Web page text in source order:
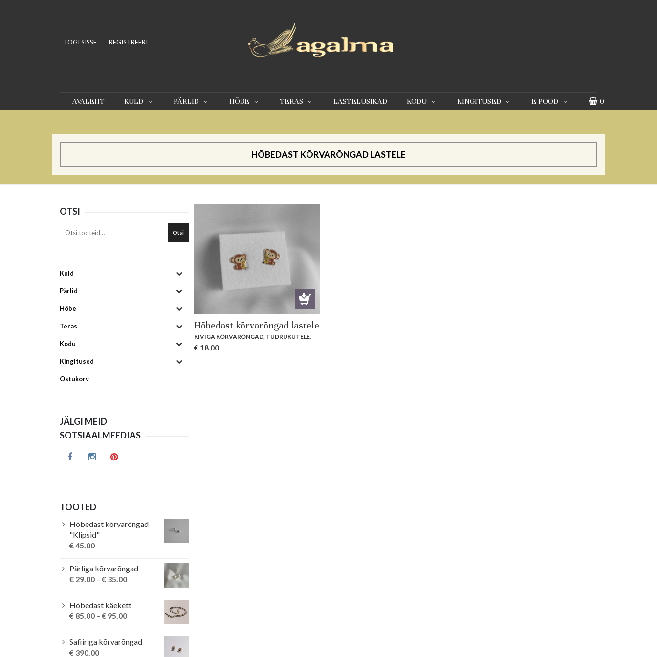
LOGI SISSE REGISTREERI
AVALEHT KULD PÄRLID HÕBE TERAS LASTELUSIKAD KODU KINGITUSED E-POOD 0
HÕBEDAST KÕRVARÕNGAD LASTELE
Hõbedast kõrvarõngad lastele
KIVIGA KÕRVARÕNGAD, TÜDRUKUTELE.
€ 18.00
OTSI
Otsi
Kuld
Pärlid
Hõbe
Teras
Kodu
Kingitused
Ostukorv
JÄLGI MEID
SOTSIAALMEEDIAS
TOOTED
Hõbedast kõrvarõngad
"Klipsid"
€45.00
Pärliga kõrvarõngad
€ 29.00 – € 35.00
Hõbedast käekett
€ 85.00 – € 95.00
Safiiriga kõrvarõngad
€ 390.00